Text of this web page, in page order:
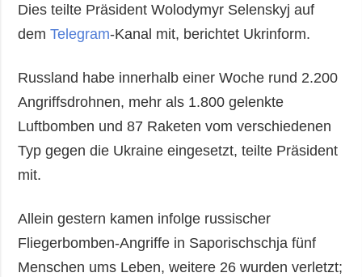
Dies teilte Präsident Wolodymyr Selenskyj auf
demTelegram-Kanal mit, berichtet Ukrinform.
Russland habe innerhalb einer Woche rund 2.200
Angriffsdrohnen, mehr als 1.800 gelenkte
Luftbomben und 87 Raketen vom verschiedenen
Typ gegen die Ukraine eingesetzt, teilte Präsident
mit.
Allein gestern kamen infolge russischer
Fliegerbomben-Angriffe in Saporischschja fünf
Menschen ums Leben, weitere 26 wurden verletzt;